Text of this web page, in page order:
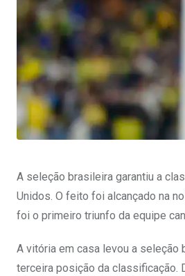
A seleção brasileira garantiu a
Unidos. O feito foi alcançado na
foi o primeiro triunfo da equipe
A vitória em casa levou a seleção
terceira posição da classificação.